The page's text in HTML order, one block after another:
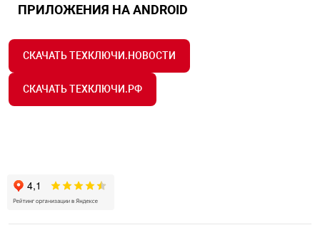
ПРИЛОЖЕНИЯ НА ANDROID
СКАЧАТЬ ТЕХКЛЮЧИ.НОВОСТИ
СКАЧАТЬ ТЕХКЛЮЧИ.РФ